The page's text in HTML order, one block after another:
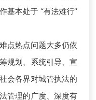
基本处于 “有法难行”
点热点问题大多仍依
规划、系统引导、宣
会各界对城管执法的
管理的广度、深度有